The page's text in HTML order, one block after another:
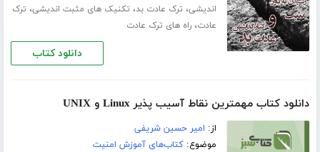
اندیشی، ترک عادت بد، تکنیک های مثبت اندیشی، ترک
عادت،راه های ترک عادت
دانلود کتاب
دانلود کتاب مهمترین نقاط آسیب پذیر Linux و UNIX
از: امیر حسین شریفی
موضوع:کتاب‌های آموزش امنیت